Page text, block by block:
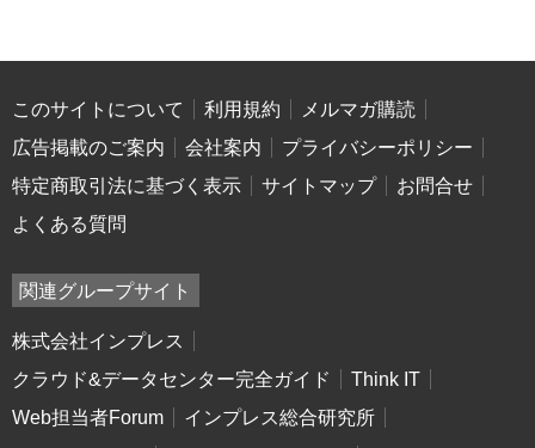
このサイトについて 利用規約
メルマガ購読
広告掲載のご案内
会社案内
プライバシーポリシー
特定商取引法に基づく表示
サイトマップ
お問合せ
よくある質問
関連グループサイト
株式会社インプレス
クラウド&データセンター完全ガイド
Think IT
Web担当者Forum
インプレス総合研究所